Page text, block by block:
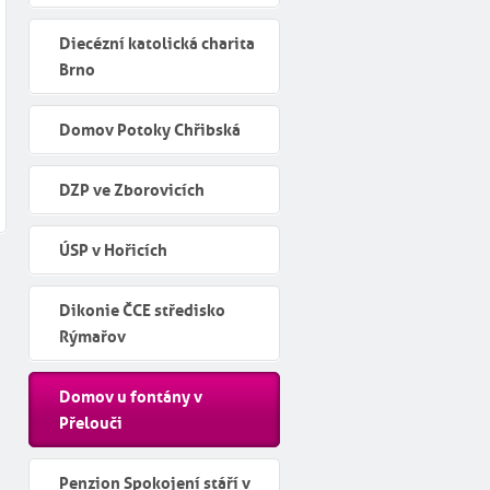
Diecézní katolická charita
Brno
Domov Potoky Chřibská
DZP ve Zborovicích
ÚSP v Hořicích
Dikonie ČCE středisko
Rýmařov
Domov u fontány v
Přelouči
Penzion Spokojení stáří v